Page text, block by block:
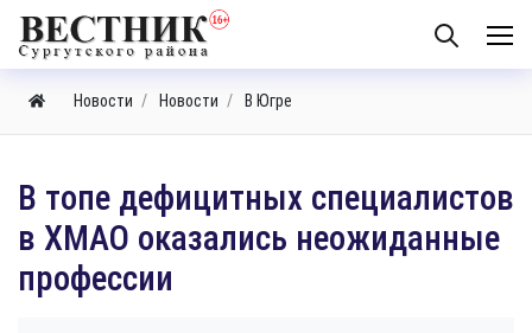
Новости Новости В Югре
В топе дефицитных специалистов
в ХМАО оказались неожиданные
профессии